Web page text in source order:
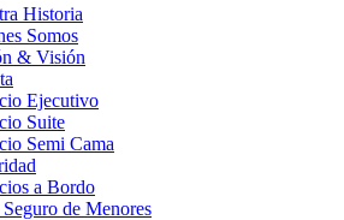
Historia
Somos
& Visión
Ejecutivo
Suite
Semi Cama
a Bordo
de Menores